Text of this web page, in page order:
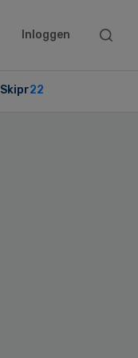
Inloggen
Search
Skipr22